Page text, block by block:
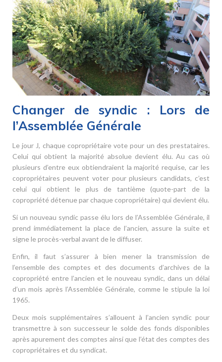
Changer de syndic : Lors de
l’Assemblée Générale
Le jour J, chaque copropriétaire vote pour un des prestataires.
Celui qui obtient la majorité absolue devient élu. Au cas où
plusieurs d’entre eux obtiendraient la majorité requise, car les
copropriétaires peuvent voter pour plusieurs candidats, c’est
celui qui obtient le plus de tantième (quote-part de la
copropriété détenue par chaque copropriétaire) qui devient élu.
Si un nouveau syndic passe élu lors de l’Assemblée Générale, il
prend immédiatement la place de l’ancien, assure la suite et
signe le procès-verbal avant de le diffuser.
Enfin, il faut s’assurer à bien mener la transmission de
l’ensemble des comptes et des documents d’archives de la
copropriété entre l’ancien et le nouveau syndic, dans un délai
d’un mois après l’Assemblée Générale, comme le stipule la loi
1965.
Deux mois supplémentaires s’allouent à l’ancien syndic pour
transmettre à son successeur le solde des fonds disponibles
après apurement des comptes ainsi que l’état des comptes des
copropriétaires et du syndicat.